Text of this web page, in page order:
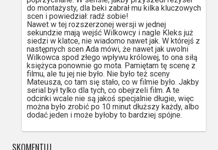
do montażysty, dla beki zabrał mu kilka kluczowych
scen i powiedział: radź sobie!
Nawet w tej rozszerzonej wersji w jednej
sekundzie mają wejść Wilkowcy i nagle Kleks już
siedzi w klatce, nie wiadomo nawet jak. W którejś z
następnych scen Ada mówi, że nawet jak uwolni
Wilkowca spod złego wpływu królowej, to ona siłą
księżyca ponownie go mota. Pamiętam tę scenę z
filmu, ale tu jej nie było. Nie było też sceny
Mateusza, co tam się stało, co w filmie było. Jakby
serial był tylko dla tych, co obejrzeli film. A te
odcinki wcale nie są jakoś specjalnie długie, więc
można było zrobić po 10 minut dłuższy każdy, albo
dodać jeden i może byłoby to bardziej spójne.
SKOMENTUJ